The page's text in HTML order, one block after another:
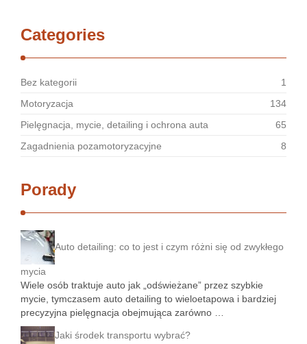
Categories
Bez kategorii
1
Motoryzacja
134
Pielęgnacja, mycie, detailing i ochrona auta
65
Zagadnienia pozamotoryzacyjne
8
Porady
Auto detailing: co to jest i czym różni się od zwykłego
mycia
Wiele osób traktuje auto jak „odświeżane” przez szybkie
mycie, tymczasem auto detailing to wieloetapowa i bardziej
precyzyjna pielęgnacja obejmująca zarówno …
Jaki środek transportu wybrać?